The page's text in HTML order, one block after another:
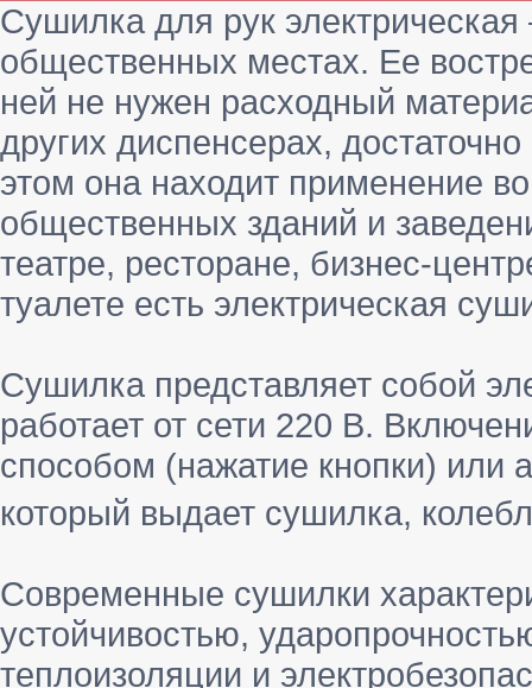
Сушилка для рук
общественных местах. Ее
ней не нужен расходный
других диспенсерах,
этом она находит применение
общественных зданий и
театре, ресторане, бизнес-
туалете есть электрическая
Сушилка представляет собой
работает от сети 220 В.
способом (нажатие кнопки) или
который выдает сушилка,
Современные сушилки
устойчивостью,
теплоизоляции и